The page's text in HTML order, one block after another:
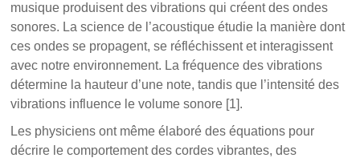
musique produisent des vibrations qui créent des ondes
sonores. La science de l’acoustique étudie la manière dont
ces ondes se propagent, se réfléchissent et interagissent
avec notre environnement. La fréquence des vibrations
détermine la hauteur d’une note, tandis que l’intensité des
vibrations influence le volume sonore [1].
Les physiciens ont même élaboré des équations pour
décrire le comportement des cordes vibrantes, des